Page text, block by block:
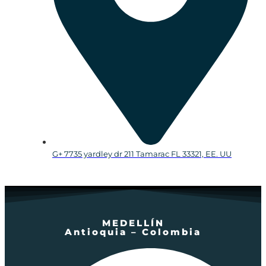
G+ 7735 yardley dr 211 Tamarac FL 33321, EE. UU
MEDELLÍN
Antioquia – Colombia